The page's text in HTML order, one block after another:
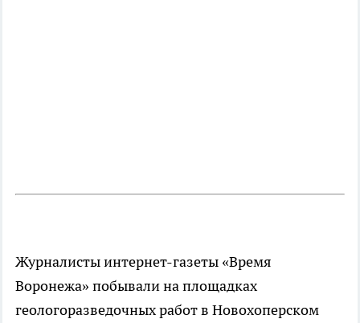
Журналисты интернет-газеты «Время
Воронежа» побывали на площадках
геологоразведочных работ в Новохоперском